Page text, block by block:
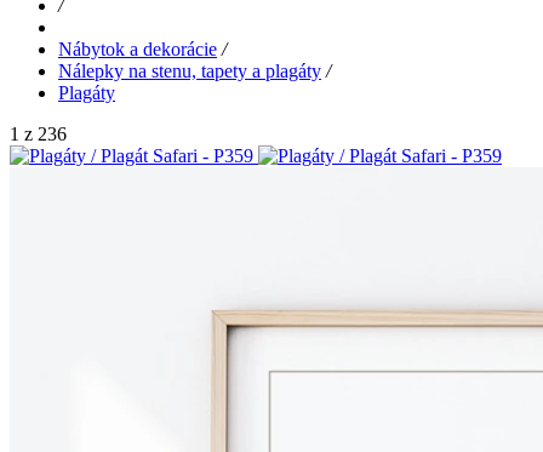
/
Nábytok a dekorácie /
Nálepky na stenu, tapety a plagáty /
Plagáty
1 z 236